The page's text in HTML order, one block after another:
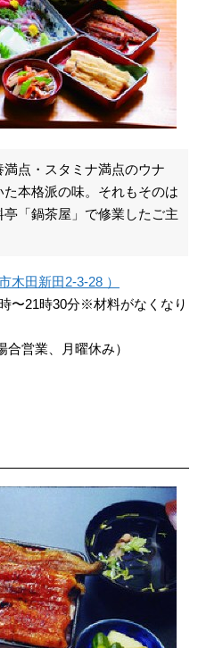
点・スタミナ満点のウナ
本格派の味。それもそのは
「鍋茶屋」で修業したご主
木田新田2-3-28 ）
〜21時30分※材料がなくなり
合営業、月曜休み）